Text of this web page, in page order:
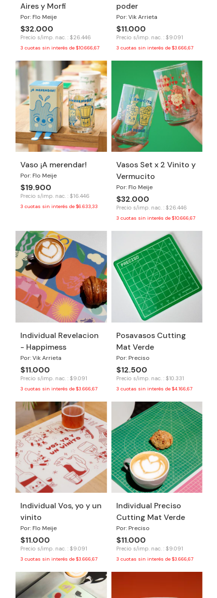
Aires y Morfi
Por: Flo Meije
$32.000
Precio s/imp. nac. : $26.446
3 cuotas sin interés de $10.666,67
poder
Por: Vik Arrieta
$11.000
Precio s/imp. nac. : $9.091
3 cuotas sin interés de $3.666,67
Vaso ¡A merendar!
Por: Flo Meije
$19.900
Precio s/imp. nac. : $16.446
3 cuotas sin interés de $6.633,33
Vasos Set x 2 Vinito y
Vermucito
Por: Flo Meije
$32.000
Precio s/imp. nac. : $26.446
3 cuotas sin interés de $10.666,67
Individual Revelacion
- Happimess
Por: Vik Arrieta
$11.000
Precio s/imp. nac. : $9.091
3 cuotas sin interés de $3.666,67
Posavasos Cutting
Mat Verde
Por: Preciso
$12.500
Precio s/imp. nac. : $10.331
3 cuotas sin interés de $4.166,67
Individual Vos, yo y un
vinito
Por: Flo Meije
$11.000
Precio s/imp. nac. : $9.091
3 cuotas sin interés de $3.666,67
Individual Preciso
Cutting Mat Verde
Por: Preciso
$11.000
Precio s/imp. nac. : $9.091
3 cuotas sin interés de $3.666,67